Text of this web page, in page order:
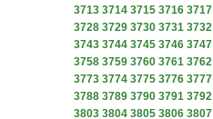
3713 3714 3715 3716 3717
3728 3729 3730 3731 3732
3743 3744 3745 3746 3747
3758 3759 3760 3761 3762
3773 3774 3775 3776 3777
3788 3789 3790 3791 3792
3803 3804 3805 3806 3807